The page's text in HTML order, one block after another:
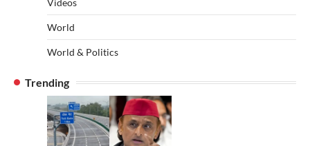
Videos
World
World & Politics
Trending